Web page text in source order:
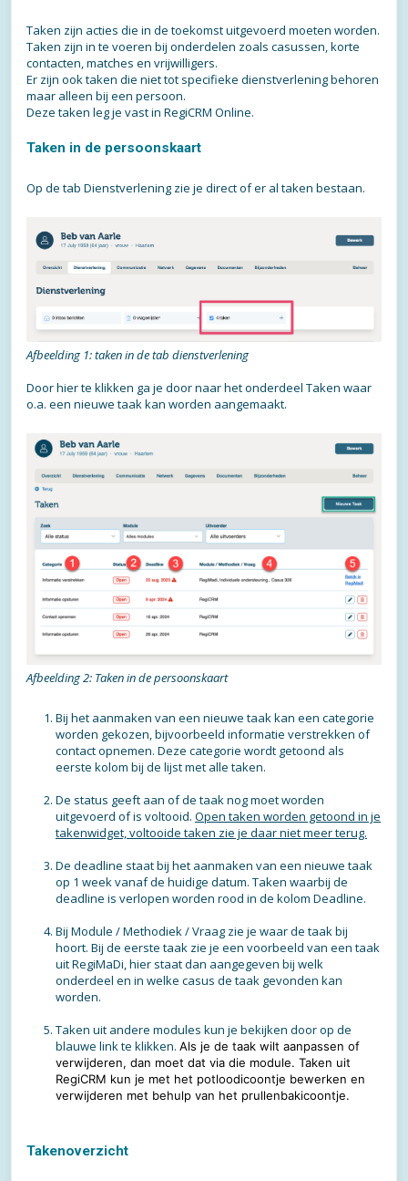
Taken zijn acties die in de toekomst uitgevoerd moeten worden.
Taken zijn in te voeren bij onderdelen zoals casussen, korte
contacten, matches en vrijwilligers.
Er zijn ook taken die niet tot specifieke dienstverlening behoren
maar alleen bij een persoon.
Deze taken leg je vast in RegiCRM Online.
Taken in de persoonskaart
Op de tab Dienstverlening zie je direct of er al taken bestaan.
Afbeelding 1: taken in de tab dienstverlening
Door hier te klikken ga je door naar het onderdeel Taken waar
o.a. een nieuwe taak kan worden aangemaakt.
Afbeelding 2: Taken in de persoonskaart
Bij het aanmaken van een nieuwe taak kan een categorie
worden gekozen, bijvoorbeeld informatie verstrekken of
contact opnemen. Deze categorie wordt getoond als
eerste kolom bij de lijst met alle taken.
De status geeft aan of de taak nog moet worden
uitgevoerd of is voltooid. Open taken worden getoond in je
takenwidget, voltooide taken zie je daar niet meer terug.
De deadline staat bij het aanmaken van een nieuwe taak
op 1 week vanaf de huidige datum. Taken waarbij de
deadline is verlopen worden rood in de kolom Deadline.
Bij Module / Methodiek / Vraag zie je waar de taak bij
hoort. Bij de eerste taak zie je een voorbeeld van een taak
uit RegiMaDi, hier staat dan aangegeven bij welk
onderdeel en in welke casus de taak gevonden kan
worden.
Taken uit andere modules kun je bekijken door op de
blauwe link te klikken. Als je de taak wilt aanpassen of
verwijderen, dan moet dat via die module. Taken uit
RegiCRM kun je met het potloodicoontje bewerken en
verwijderen met behulp van het prullenbakicoontje.
Takenoverzicht